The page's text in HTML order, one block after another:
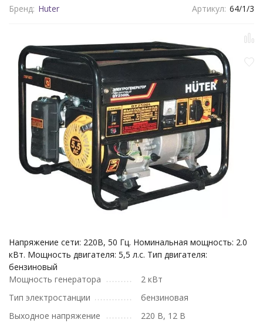
Бренд: Huter Артикул: 64/1/3
Напряжение сети: 220В, 50 Гц. Номинальная мощность: 2.0
кВт. Мощность двигателя: 5,5 л.с. Тип двигателя:
бензиновый
Мощность генератора
2 кВт
Тип электростанции
бензиновая
Выходное напряжение
220 В, 12 В